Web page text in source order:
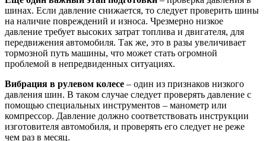
шинах. Если давление снижается, то следует проверить шины
на наличие повреждений и износа. Чрезмерно низкое
давление требует высоких затрат топлива и двигателя, для
передвижения автомобиля. Так же, это в разы увеличивает
тормозной путь машины, что может стать огромной
проблемой в непредвиденных ситуациях.
Вибрация в рулевом колесе – один из признаков низкого
давления шин. В таком случае следует проверять давление с
помощью специальных инструментов – манометр или
компрессор. Давление должно соответствовать инструкции
изготовителя автомобиля, и проверять его следует не реже
чем раз в месяц.